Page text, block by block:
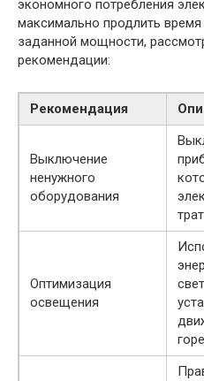
экономного потребления
максимально продлить
заданной мощности,
рекомендации:
Рекомендация
Выключение
ненужного
оборудования
Оптимизация
освещения